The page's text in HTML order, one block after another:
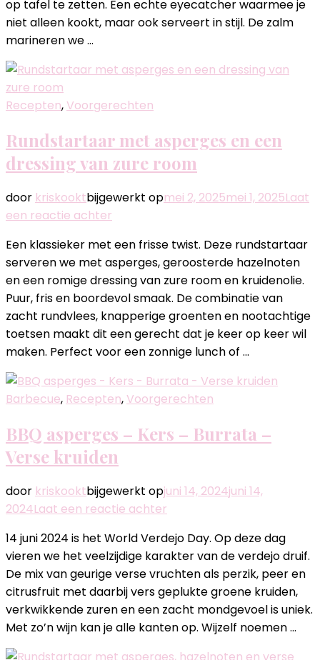
de
barbecue
op tafel te zetten. Een echte eyecatcher waarmee je
niet alleen kookt, maar ook serveert in stijl. De zalm
marineren we …
Recepten,Voorgerechten
Rundstartaar met asperges en een
dressing van zure room
door kriskooktbijgewerkt opmei 2, 2025mei 1, 2025Laat
een reactie achter
met
asperges
en
een
dressing
van
zure
room
Een klassieker met een frisse twist. Deze rundstartaar
serveren we met asperges, geroosterde hazelnoten
en een romige dressing van zure room en kruidenolie.
Puur, fris en boordevol smaak. De combinatie van
zacht rundvlees, knapperige groenten en nootachtige
toetsen maakt dit een gerecht dat je keer op keer wil
maken. Perfect voor een zonnige lunch of …
Barbecue, Recepten,Voorgerechten
BBQ asperges – Kers – Burrata –
Verse kruiden
door kriskooktbijgewerkt opjuni 14, 2024juni 14,
2024Laat een reactie achter
asperges
–
Kers
–
Burrata
–
Verse
14 juni 2024 is het World Verdejo Day. Op deze dag
vieren we het veelzijdige karakter van de verdejo druif.
De mix van geurige verse vruchten als perzik, peer en
citrusfruit met daarbij vers geplukte groene kruiden,
verkwikkende zuren en een zacht mondgevoel is uniek.
Met zo’n wijn kan je alle kanten op. Wijzelf noemen …